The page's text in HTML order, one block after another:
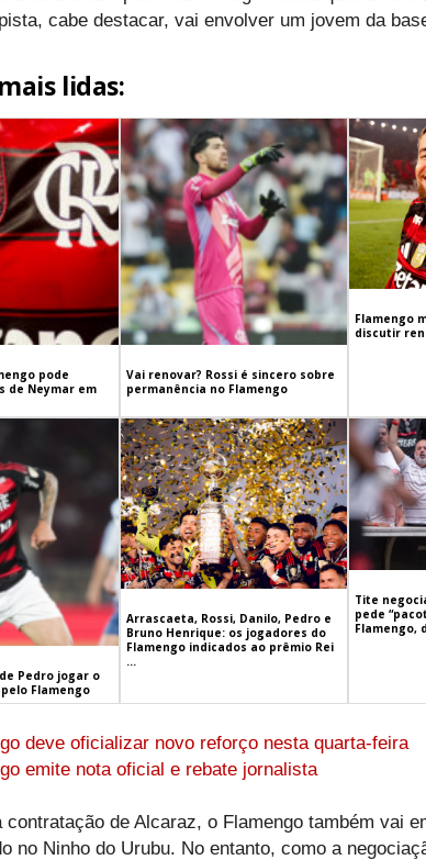
cabe destacar, vai envolver um jovem da
lidas:
pode
de Neymar em
Vai renovar? Rossi é sincero sobre
permanência no Flamengo
Flamengo
discutir
Pedro jogar o
Flamengo
Arrascaeta, Rossi, Danilo, Pedro e
Bruno Henrique: os jogadores do
Flamengo indicados ao prêmio Rei
...
Tite
pede
Flamengo,
deve oficializar novo reforço nesta quarta-feira
emite nota oficial e rebate jornalista
contratação de Alcaraz, o Flamengo também vai
no Ninho do Urubu. No entanto, como a